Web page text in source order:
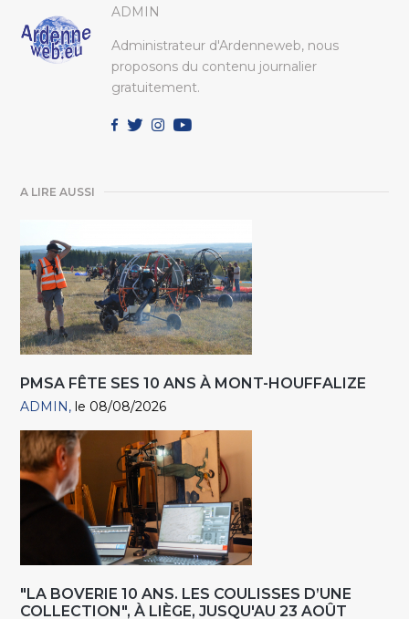
ADMIN
Administrateur d'Ardenneweb, nous
proposons du contenu journalier
gratuitement.
A LIRE AUSSI
PMSA FÊTE SES 10 ANS À MONT-HOUFFALIZE
ADMIN le 08/08/2026
"LA BOVERIE 10 ANS. LES COULISSES D’UNE
COLLECTION", À LIÈGE, JUSQU'AU 23 AOÛT